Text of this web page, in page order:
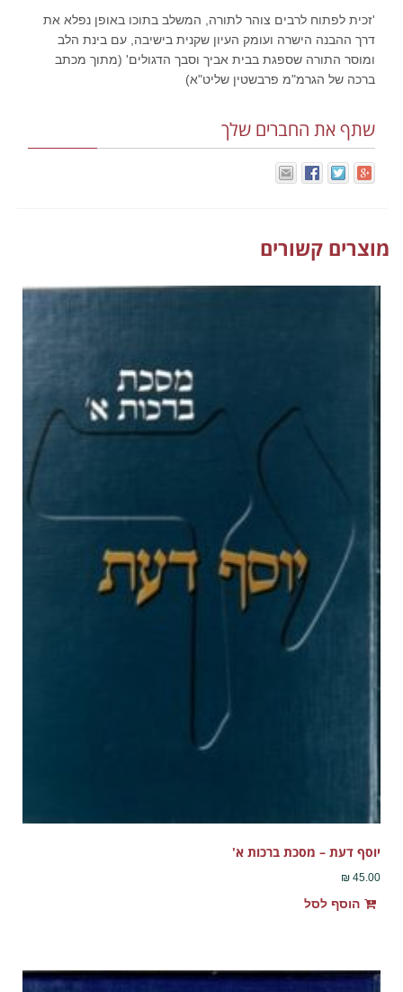
'זכית לפתוח לרבים צוהר לתורה, המשלב בתוכו באופן נפלא את
דרך ההבנה הישרה ועומק העיון שקנית בישיבה, עם בינת הלב
ומוסר התורה שספגת בבית אביך וסבך הדגולים' (מתוך מכתב
ברכה של הגרמ"מ פרבשטין שליט"א)
שתף את החברים שלך
מוצרים קשורים
יוסף דעת – מסכת ברכות א'
45.00
₪
הוסף לסל